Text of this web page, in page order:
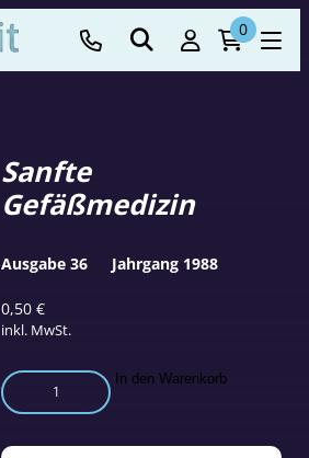
0
Sanfte
Gefäßmedizin
0,50€
inkl. MwSt.
Sanfte
Gefäßmedizin
In den Warenkorb
Ausgabe 36 Jahrgang 1988